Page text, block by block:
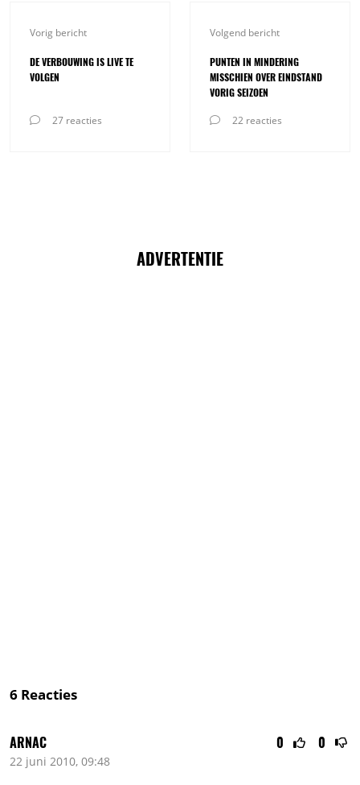
Vorig bericht
DE VERBOUWING IS LIVE TE
VOLGEN
27 reacties
Volgend bericht
PUNTEN IN MINDERING
MISSCHIEN OVER EINDSTAND
VORIG SEIZOEN
22 reacties
ADVERTENTIE
6 Reacties
0 0
ARNAC
22 juni 2010, 09:48